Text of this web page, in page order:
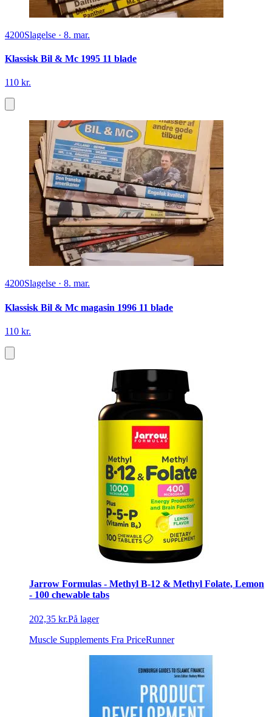
4200Slagelse · 8. mar.
Klassisk Bil & Mc 1995 11 blade
110 kr.
4200Slagelse · 8. mar.
Klassisk Bil & Mc magasin 1996 11 blade
110 kr.
Jarrow Formulas - Methyl B-12 & Methyl Folate, Lemon
- 100 chewable tabs
202,35 kr.På lager
Muscle Supplements Fra PriceRunner